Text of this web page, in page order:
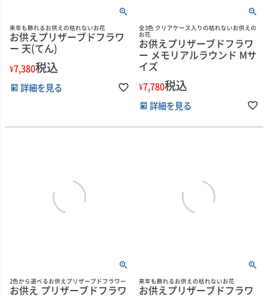
来年も飾れるお供えの枯れないお花
お供えプリザーブドフラワ
ー 天(てん)
¥7,380税込
詳細を見る
全3色 クリアケース入りの枯れないお供えの
お花
お供えプリザーブドフラワ
ー メモリアルラウンド Mサ
イズ
¥7,780税込
詳細を見る
2色から選べるお供えプリザーブドフラワー
お供え プリザーブドフラワ
来年も飾れるお供えの枯れないお花
お供えプリザーブドフラワ